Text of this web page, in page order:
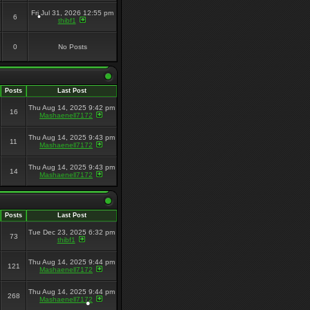
6
Fri Jul 31, 2026 12:55 pm
thibf1
0 No Posts
Posts Last Post
16
Thu Aug 14, 2025 9:42 pm
Mashaenell7172
11
Thu Aug 14, 2025 9:43 pm
Mashaenell7172
14
Thu Aug 14, 2025 9:43 pm
Mashaenell7172
Posts Last Post
73
Tue Dec 23, 2025 6:32 pm
thibf1
121
Thu Aug 14, 2025 9:44 pm
Mashaenell7172
268
Thu Aug 14, 2025 9:44 pm
Mashaenell7172
•